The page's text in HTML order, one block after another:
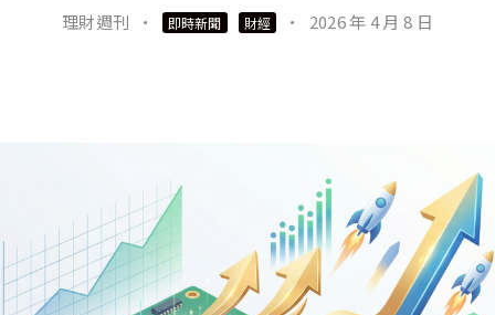
理財週刊 · 即時新聞 財經 · 2026 年 4 月 8 日